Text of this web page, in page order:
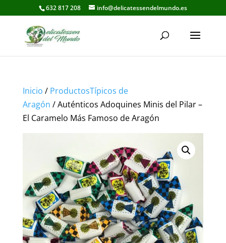
632 817 208 info@delicatessendelmundo.es
Inicio / ProductosTípicos de
Aragón / Auténticos Adoquines Minis del Pilar –
El Caramelo Más Famoso de Aragón